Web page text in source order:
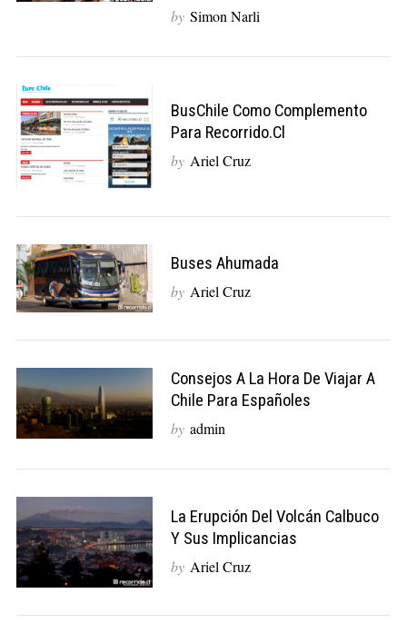
by Simon Narli
BusChile Como Complemento
Para Recorrido.cl
by Ariel Cruz
Buses Ahumada
by Ariel Cruz
Consejos A La Hora De Viajar A
Chile Para Españoles
by admin
La Erupción Del Volcán Calbuco
Y Sus Implicancias
by Ariel Cruz